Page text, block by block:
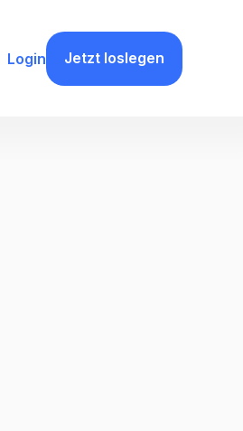
Login Jetzt loslegen